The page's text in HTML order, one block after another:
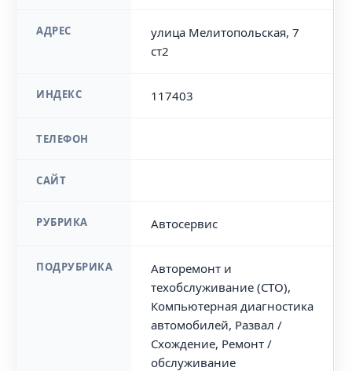
АДРЕС
улица Мелитопольская, 7
ст2
ИНДЕКС 117403
ТЕЛЕФОН
САЙТ
РУБРИКА Автосервис
ПОДРУБРИКА
Авторемонт и
техобслуживание (СТО),
Компьютерная диагностика
автомобилей, Развал /
Схождение, Ремонт /
обслуживание